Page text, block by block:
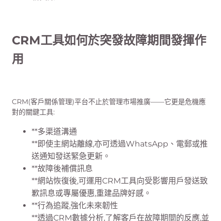
CRM工具如何於突發故障期間發揮作
用
CRM(客戶關係管理)平台不止於管理市場推廣——它更是危機應
對的關鍵工具:
**多渠道溝通
**即使主網站離線,亦可透過WhatsApp、電郵或推
送通知發送緊急更新。
**故障後補償訊息
**網站恢復後,可運用CRM工具向受影響用戶發送致
歉訊息或專屬優惠,重建品牌好感。
**行為追蹤,強化未來韌性
**透過CRM數據分析,了解客戶在故障期間的反應,並